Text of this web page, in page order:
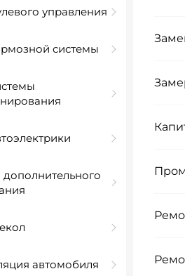
управления
системы
дополнительного
автомобиля